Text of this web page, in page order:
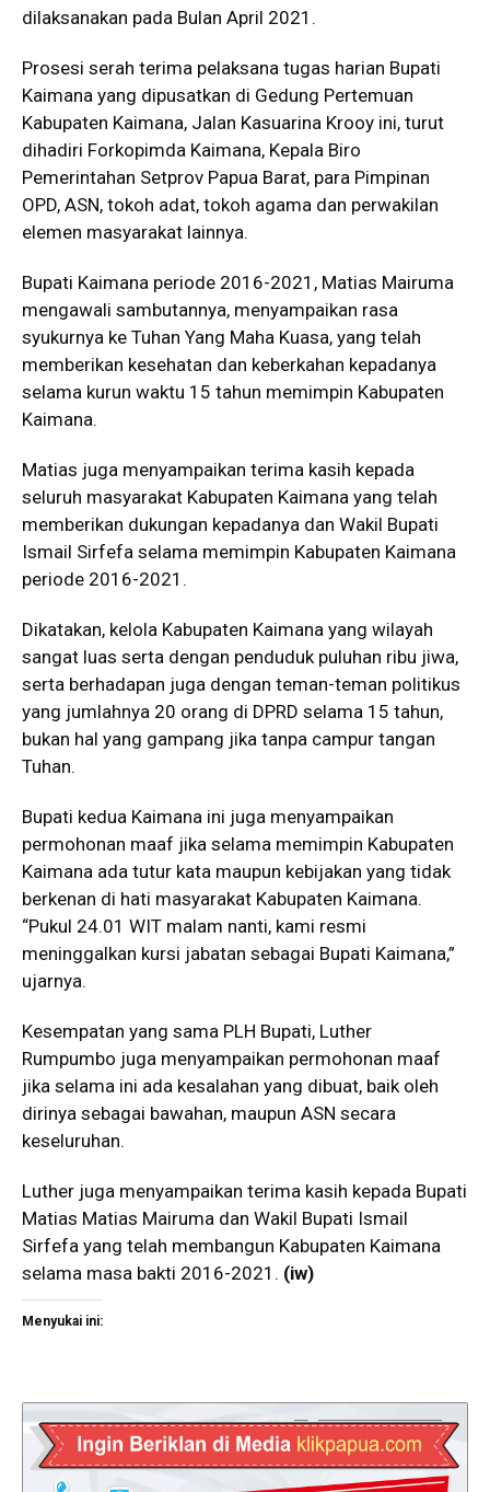
dilaksanakan pada Bulan April 2021.
Prosesi serah terima pelaksana tugas harian Bupati
Kaimana yang dipusatkan di Gedung Pertemuan
Kabupaten Kaimana, Jalan Kasuarina Krooy ini, turut
dihadiri Forkopimda Kaimana, Kepala Biro
Pemerintahan Setprov Papua Barat, para Pimpinan
OPD, ASN, tokoh adat, tokoh agama dan perwakilan
elemen masyarakat lainnya.
Bupati Kaimana periode 2016-2021, Matias Mairuma
mengawali sambutannya, menyampaikan rasa
syukurnya ke Tuhan Yang Maha Kuasa, yang telah
memberikan kesehatan dan keberkahan kepadanya
selama kurun waktu 15 tahun memimpin Kabupaten
Kaimana.
Matias juga menyampaikan terima kasih kepada
seluruh masyarakat Kabupaten Kaimana yang telah
memberikan dukungan kepadanya dan Wakil Bupati
Ismail Sirfefa selama memimpin Kabupaten Kaimana
periode 2016-2021.
Dikatakan, kelola Kabupaten Kaimana yang wilayah
sangat luas serta dengan penduduk puluhan ribu jiwa,
serta berhadapan juga dengan teman-teman politikus
yang jumlahnya 20 orang di DPRD selama 15 tahun,
bukan hal yang gampang jika tanpa campur tangan
Tuhan.
Bupati kedua Kaimana ini juga menyampaikan
permohonan maaf jika selama memimpin Kabupaten
Kaimana ada tutur kata maupun kebijakan yang tidak
berkenan di hati masyarakat Kabupaten Kaimana.
“Pukul 24.01 WIT malam nanti, kami resmi
meninggalkan kursi jabatan sebagai Bupati Kaimana,”
ujarnya.
Kesempatan yang sama PLH Bupati, Luther
Rumpumbo juga menyampaikan permohonan maaf
jika selama ini ada kesalahan yang dibuat, baik oleh
dirinya sebagai bawahan, maupun ASN secara
keseluruhan.
Luther juga menyampaikan terima kasih kepada Bupati
Matias Matias Mairuma dan Wakil Bupati Ismail
Sirfefa yang telah membangun Kabupaten Kaimana
selama masa bakti 2016-2021. (iw)
Menyukai ini: